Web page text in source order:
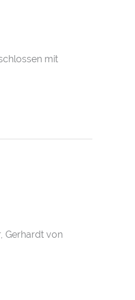
mit
Gerhardt von